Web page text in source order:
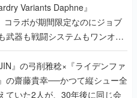
Variants Daphne』
コラボが期間限定なのにジョブ
武器も戦闘システムもワンオフ
れた理由を両ディレクターに聞
』の弓削雅稔×『ライデンファ
の齋藤貴幸──かつて縦シュー全
ていた2人が、30年後に同じ会